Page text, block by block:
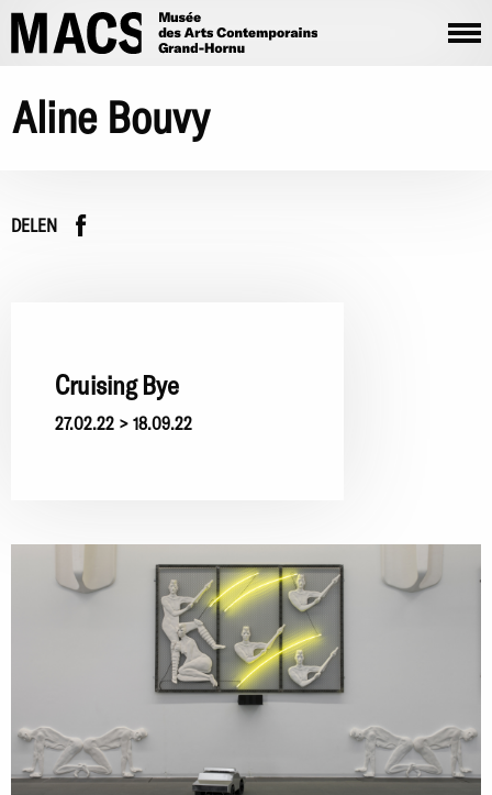
Overslaan en naar de inhoud gaan
Aline Bouvy
DELEN
Cruising Bye
27.02.22 > 18.09.22